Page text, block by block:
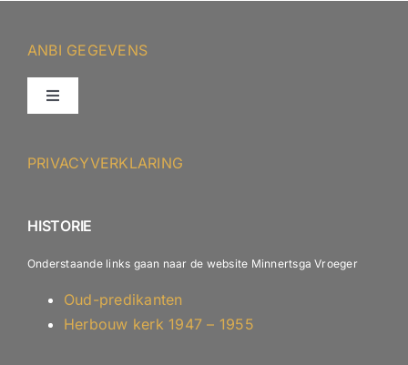
ANBI GEGEVENS
Toggle
PRIVACYVERKLARING
HISTORIE
Onderstaande links gaan naar de website Minnertsga Vroeger
Oud-predikanten
Herbouw kerk 1947 – 1955